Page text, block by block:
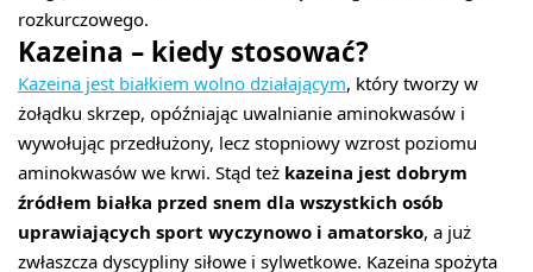
rozkurczowego.
Kazeina – kiedy stosować?
Kazeina jest białkiem wolno działającym , który tworzy w
żołądku skrzep, opóźniając uwalnianie aminokwasów i
wywołując przedłużony, lecz stopniowy wzrost poziomu
aminokwasów we krwi. Stąd też kazeina jest dobrym
źródłem białka przed snem dla wszystkich osób
uprawiających sport wyczynowo i amatorsko , a już
zwłaszcza dyscypliny siłowe i sylwetkowe. Kazeina spożyta